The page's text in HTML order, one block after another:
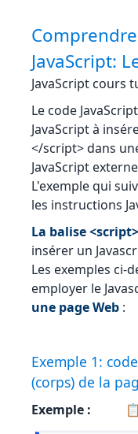
JavaScript:
JavaScript cours
Le code
JavaScript à
</script> dans
JavaScript
L'exemple qui
les instructions
La balise <script>
insérer un
Les exemples ci-
employer le
une page Web :
Exemple 1:
(corps) de la
Exemple :